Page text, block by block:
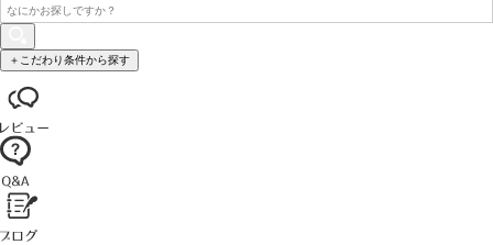
＋こだわり条件から探す